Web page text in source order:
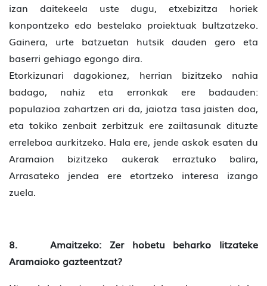
izan daitekeela uste dugu, etxebizitza horiek
konpontzeko edo bestelako proiektuak bultzatzeko.
Gainera, urte batzuetan hutsik dauden gero eta
baserri gehiago egongo dira.
Etorkizunari dagokionez, herrian bizitzeko nahia
badago, nahiz eta erronkak ere badauden:
populazioa zahartzen ari da, jaiotza tasa jaisten doa,
eta tokiko zenbait zerbitzuk ere zailtasunak dituzte
erreleboa aurkitzeko. Hala ere, jende askok esaten du
Aramaion bizitzeko aukerak erraztuko balira,
Arrasateko jendea ere etortzeko interesa izango
zuela.
8. Amaitzeko: Zer hobetu beharko litzateke
Aramaioko gazteentzat?